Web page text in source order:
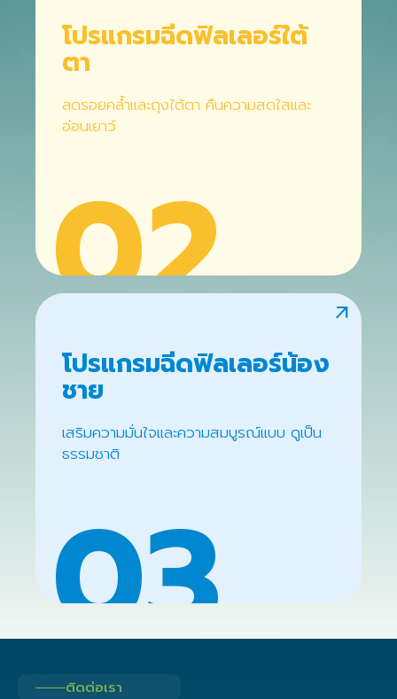
โปรแกรมฉีดฟิลเลอร์ใต้
ตา
ลดรอยคล้ำและถุงใต้ตา คืนความสดใสและ
อ่อนเยาว์
02 arrow_outward
โปรแกรมฉีดฟิลเลอร์น้อง
ชาย
เสริมความมั่นใจและความสมบูรณ์แบบ ดูเป็น
ธรรมชาติ
03
ติดต่อเรา